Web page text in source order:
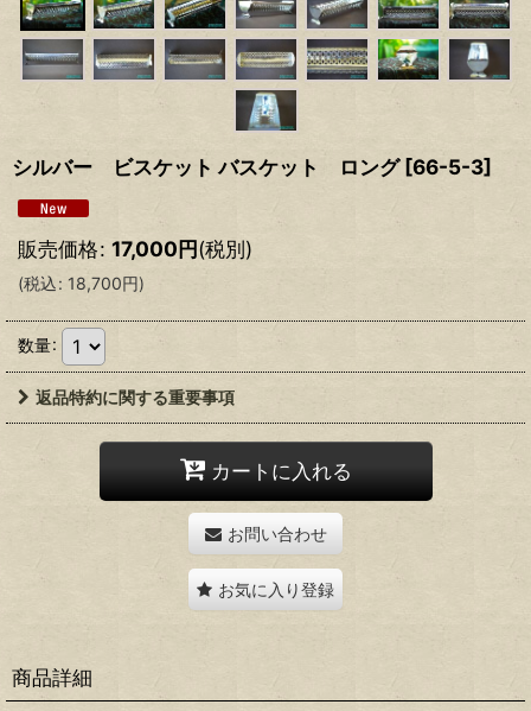
シルバー ビスケット バスケット ロング [66-5-3]
販売価格: 17,000円(税別)
(税込: 18,700円)
数量:
返品特約に関する重要事項
カートに入れる
お問い合わせ
お気に入り登録
商品詳細